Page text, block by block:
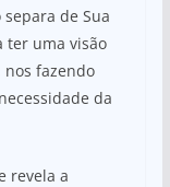
de Sua
ter uma visão
nos fazendo
da
revela a